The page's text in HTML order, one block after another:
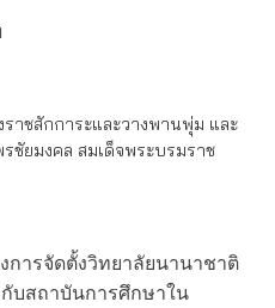
ราชสักการะและวางพานพุ่ม และ
ชัยมงคล สมเด็จพระบรมราช
ารจัดตั้งวิทยาลัยนานาชาติ
บสถาบันการศึกษาใน